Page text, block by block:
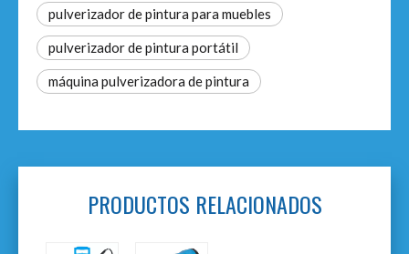
pulverizador de pintura para muebles
pulverizador de pintura portátil
máquina pulverizadora de pintura
PRODUCTOS RELACIONADOS